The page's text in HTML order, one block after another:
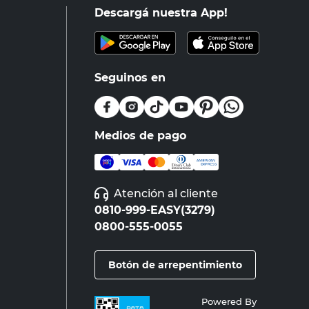
Descargá nuestra App!
Seguinos en
Medios de pago
Atención al cliente
0810-999-EASY(3279)
0800-555-0055
Botón de arrepentimiento
Powered By